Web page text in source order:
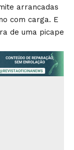
arrancadas
com carga. E
de uma picape